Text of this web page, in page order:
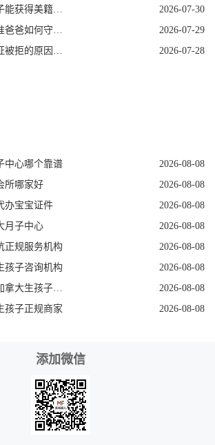
在尔湾生子后孩子能获得美籍身份吗
2026-07-30
尔湾生子陪产：准爸爸如何守护孕妈
2026-07-29
申请尔湾生子签证被拒的原因是什么
2026-07-28
中心哪个靠谱
2026-08-08
所哪家好
2026-08-08
办宝宝证件
2026-08-08
月子中心
2026-08-08
正规服务机构
2026-08-08
孩子咨询机构
2026-08-08
专注无隐形消费加拿大生孩子机构
2026-08-08
孩子正规商家
2026-08-08
添加微信